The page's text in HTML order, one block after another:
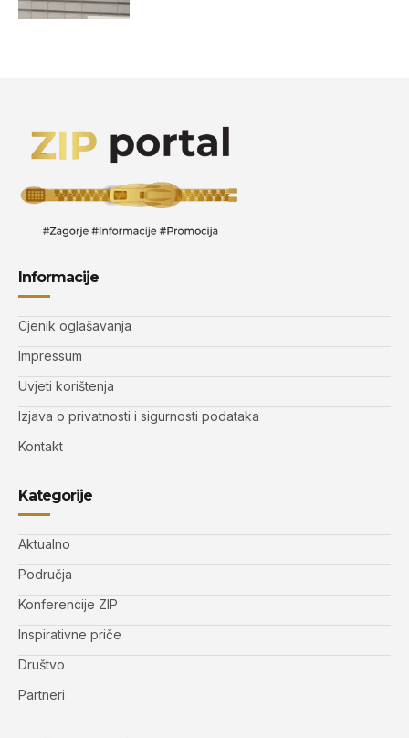
Informacije
Cjenik oglašavanja
Impressum
Uvjeti korištenja
Izjava o privatnosti i sigurnosti podataka
Kontakt
Kategorije
Aktualno
Područja
Konferencije ZIP
Inspirativne priče
Društvo
Partneri